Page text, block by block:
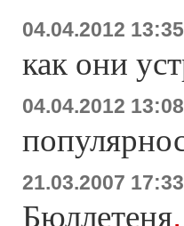
04.04.2012 13:35
как они
04.04.2012 13:08
21.03.2007 17:33
Бюллетеня